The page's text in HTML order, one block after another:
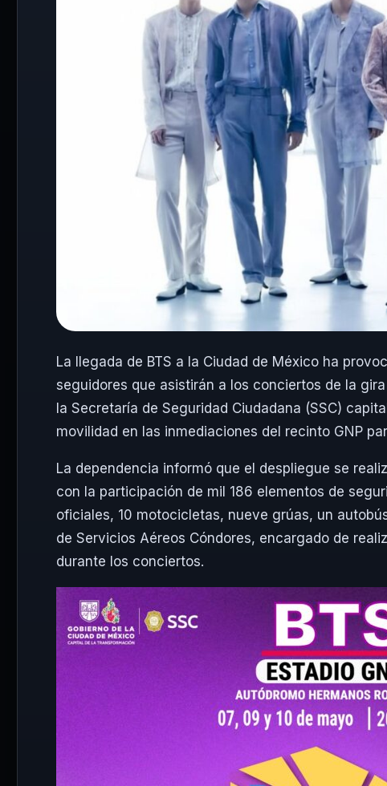
La llegada de BTS a la Ciudad de México ha
seguidores que asistirán a los conciertos de la gira
la Secretaría de Seguridad Ciudadana (SSC)
movilidad en las inmediaciones del recinto GNP
La dependencia informó que el despliegue se
con la participación de mil 186 elementos de
oficiales, 10 motocicletas, nueve grúas, un
de Servicios Aéreos Cóndores, encargado de
durante los conciertos.